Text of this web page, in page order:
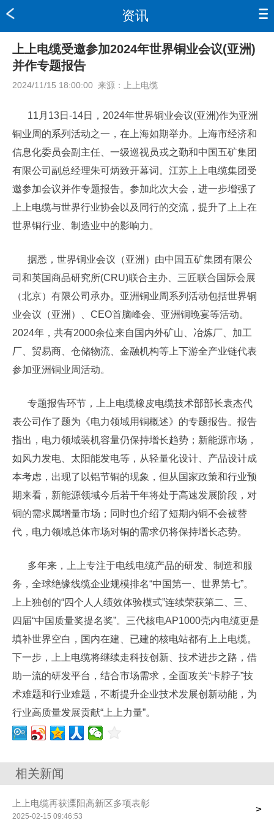
资讯
上上电缆受邀参加2024年世界铜业会议(亚洲)
并作专题报告
2024/11/15 18:00:00 来源： 上上电缆
11月13日-14日，2024年世界铜业会议(亚洲)作为亚洲
铜业周的系列活动之一，在上海如期举办。上海市经济和
信息化委员会副主任、一级巡视员戎之勤和中国五矿集团
有限公司副总经理朱可炳致开幕词。江苏上上电缆集团受
邀参加会议并作专题报告。参加此次大会，进一步增强了
上上电缆与世界行业协会以及同行的交流，提升了上上在
世界铜行业、制造业中的影响力。
据悉，世界铜业会议（亚洲）由中国五矿集团有限公
司和英国商品研究所(CRU)联合主办、三匠联合国际会展
（北京）有限公司承办。亚洲铜业周系列活动包括世界铜
业会议（亚洲）、CEO首脑峰会、亚洲铜晚宴等活动。
2024年，共有2000余位来自国内外矿山、冶炼厂、加工
厂、贸易商、仓储物流、金融机构等上下游全产业链代表
参加亚洲铜业周活动。
专题报告环节，上上电缆橡皮电缆技术部部长袁杰代
表公司作了题为《电力领域用铜概述》的专题报告。报告
指出，电力领域装机容量仍保持增长趋势；新能源市场，
如风力发电、太阳能发电等，从轻量化设计、产品设计成
本考虑，出现了以铝节铜的现象，但从国家政策和行业预
期来看，新能源领域今后若干年将处于高速发展阶段，对
铜的需求属增量市场；同时也介绍了短期内铜不会被替
代，电力领域总体市场对铜的需求仍将保持增长态势。
多年来，上上专注于电线电缆产品的研发、制造和服
务，全球绝缘线缆企业规模排名“中国第一、世界第七”。
上上独创的“四个人人绩效体验模式”连续荣获第二、三、
四届“中国质量奖提名奖”。三代核电AP1000壳内电缆更是
填补世界空白，国内在建、已建的核电站都有上上电缆。
下一步，上上电缆将继续走科技创新、技术进步之路，借
助一流的研发平台，结合市场需求，全面攻关“卡脖子”技
术难题和行业难题，不断提升企业技术发展创新动能，为
行业高质量发展贡献“上上力量”。
相关新闻
上上电缆再获溧阳高新区多项表彰
2025-02-15 09:46:53
>